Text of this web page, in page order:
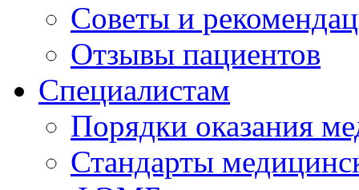
Советы и
Отзывы пациентов
Специалистам
Порядки оказания
Стандарты